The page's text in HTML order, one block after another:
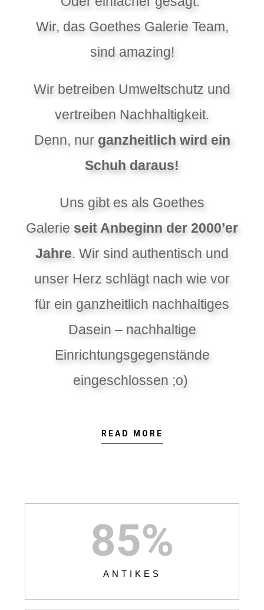
Wir, das Goethes Galerie Team,
sind amazing!
Wir betreiben Umweltschutz und
vertreiben Nachhaltigkeit.
Denn, nur ganzheitlich wird ein
Schuh daraus!
Uns gibt es als Goethes
Galerie seit Anbeginn der 2000’er
Jahre. Wir sind authentisch und
unser Herz schlägt nach wie vor
für ein ganzheitlich nachhaltiges
Dasein – nachhaltige
Einrichtungsgegenstände
eingeschlossen ;o)
READ MORE
ANTIKES
85%